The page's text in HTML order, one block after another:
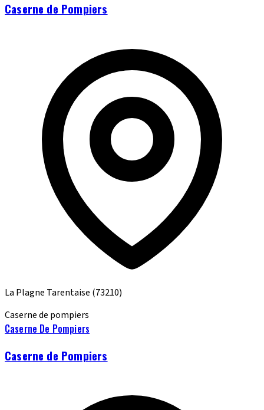
Caserne de Pompiers
La Plagne Tarentaise (73210)
Caserne de pompiers
Caserne De Pompiers
Caserne de Pompiers